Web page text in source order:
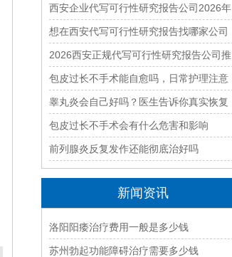
有哪些？本地正规资质团队汇总
西安企业代写可行性研究报告公司2026年
最新排名与收费标准全面解析
想在西安代写可行性研究报告找哪家公司
好？2026本地靠谱机构精选指南
2026西安正规代写可行性研究报告公司推
荐｜本地专业编制团队快速出稿
包皮过长不手术能自愈吗，日常护理注意
什么
睾丸炎会自己好吗？医生告诉你真实恢复
过程
包皮过长不手术会有什么危害和影响
前列腺炎反复发作还能彻底治好吗
新闻资讯
洛阳阳痿治疗费用一般是多少钱
苏州勃起功能障碍治疗需要多少钱